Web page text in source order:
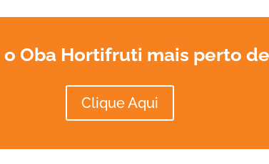
Oba Hortifruti mais perto
Clique Aqui